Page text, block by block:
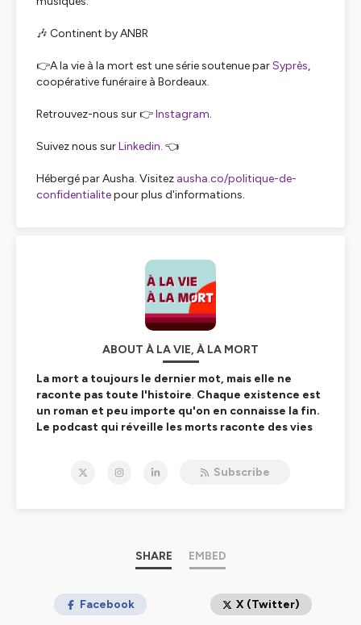
🎶 Continent by ANBR
👉A la vie à la mort est une série soutenue parSyprès,
coopérative funéraire à Bordeaux.
Retrouvez-nous sur 👉Instagram.
Suivez nous surLinkedin. 👈
Hébergé par Ausha. Visitez ausha.co/politique-de-
confidentialitepour plus d'informations.
ABOUT À LA VIE, À LA MORT
La mort a toujours le dernier mot, mais elle ne
raconte pas toute l'histoire. Chaque existence est
un roman et peu importe qu'on en connaisse la fin.
Le podcast qui réveille les morts raconte des vies
des récits de vie émouvants, joyeux et
qui aident à surmonter le choc des morts
à passer les étapes du deuil.
Subscribe
SHARE EMBED
Facebook X (Twitter)